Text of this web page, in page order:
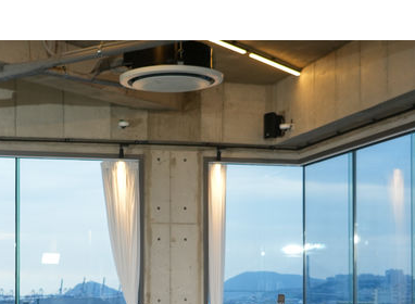
원
채 발견
종
야 계속[다음
로 삼겠다"
안겨드려 죄송"